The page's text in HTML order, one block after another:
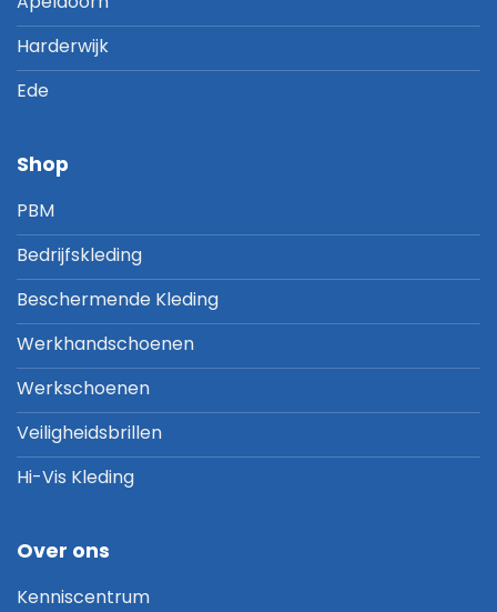
Harderwijk
Ede
Shop
PBM
Bedrijfskleding
Beschermende Kleding
Werkhandschoenen
Werkschoenen
Veiligheidsbrillen
Hi-Vis Kleding
Over ons
Kenniscentrum